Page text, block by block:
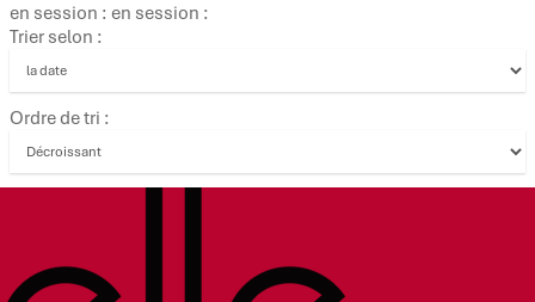
en session : en session :
Trier selon :
Ordre de tri :